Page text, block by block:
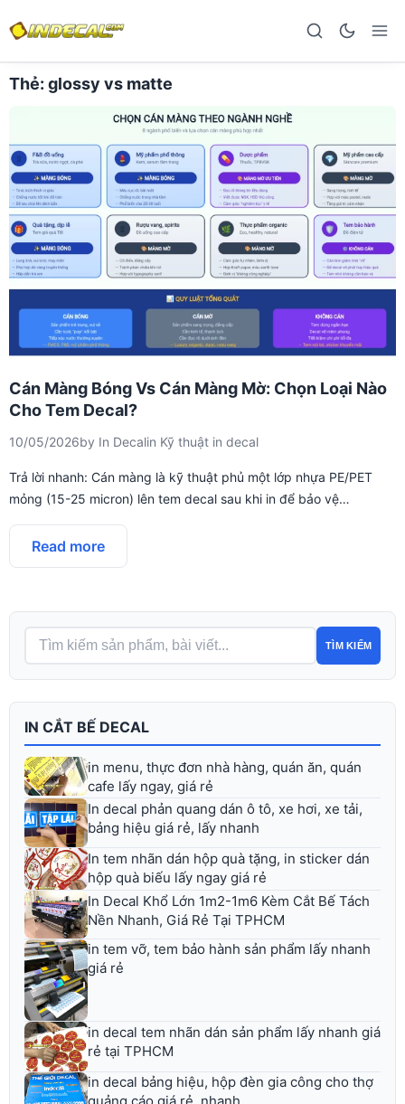
Thẻ: glossy vs matte
Cán Màng Bóng Vs Cán Màng Mờ: Chọn Loại Nào
Cho Tem Decal?
10/05/2026by In Decalin Kỹ thuật in decal
Trả lời nhanh: Cán màng là kỹ thuật phủ một lớp nhựa PE/PET
mỏng (15-25 micron) lên tem decal sau khi in để bảo vệ…
Read more
TÌM KIẾM
IN CẮT BẾ DECAL
in menu, thực đơn nhà hàng, quán ăn, quán
cafe lấy ngay, giá rẻ
In decal phản quang dán ô tô, xe hơi, xe tải,
bảng hiệu giá rẻ, lấy nhanh
In tem nhãn dán hộp quà tặng, in sticker dán
hộp quà biếu lấy ngay giá rẻ
In Decal Khổ Lớn 1m2-1m6 Kèm Cắt Bế Tách
Nền Nhanh, Giá Rẻ Tại TPHCM
in tem vỡ, tem bảo hành sản phẩm lấy nhanh
giá rẻ
in decal tem nhãn dán sản phẩm lấy nhanh giá
rẻ tại TPHCM
in decal bảng hiệu, hộp đèn gia công cho thợ